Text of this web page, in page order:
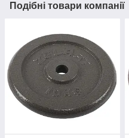
Подібні товари компанії